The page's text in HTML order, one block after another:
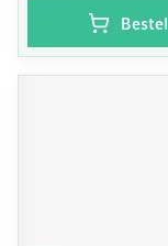
Bestel